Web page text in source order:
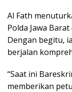
Al Fath
Polda Jawa
Dengan begitu,
berjalan
“Saat ini
memberikan